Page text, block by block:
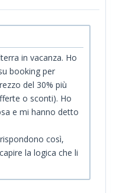
in vacanza. Ho
booking per
del 30% più
o sconti). Ho
e mi hanno detto
così,
la logica che li